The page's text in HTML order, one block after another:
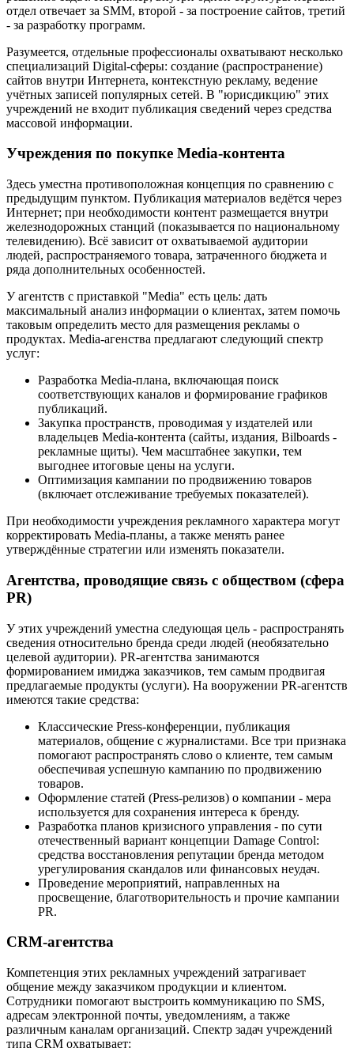
отдел отвечает за SMM, второй - за построение сайтов, третий
- за разработку программ.
Разумеется, отдельные профессионалы охватывают несколько
специализаций Digital-сферы: создание (распространение)
сайтов внутри Интернета, контекстную рекламу, ведение
учётных записей популярных сетей. В "юрисдикцию" этих
учреждений не входит публикация сведений через средства
массовой информации.
Учреждения по покупке Media-контента
Здесь уместна противоположная концепция по сравнению с
предыдущим пунктом. Публикация материалов ведётся через
Интернет; при необходимости контент размещается внутри
железнодорожных станций (показывается по национальному
телевидению). Всё зависит от охватываемой аудитории
людей, распространяемого товара, затраченного бюджета и
ряда дополнительных особенностей.
У агентств с приставкой "Media" есть цель: дать
максимальный анализ информации о клиентах, затем помочь
таковым определить место для размещения рекламы о
продуктах. Media-агенства предлагают следующий спектр
услуг:
Разработка Media-плана, включающая поиск
соответствующих каналов и формирование графиков
публикаций.
Закупка пространств, проводимая у издателей или
владельцев Media-контента (сайты, издания, Bilboards -
рекламные щиты). Чем масштабнее закупки, тем
выгоднее итоговые цены на услуги.
Оптимизация кампании по продвижению товаров
(включает отслеживание требуемых показателей).
При необходимости учреждения рекламного характера могут
корректировать Media-планы, а также менять ранее
утверждённые стратегии или изменять показатели.
Агентства, проводящие связь с обществом (сфера
PR)
У этих учреждений уместна следующая цель - распространять
сведения относительно бренда среди людей (необязательно
целевой аудитории). PR-агентства занимаются
формированием имиджа заказчиков, тем самым продвигая
предлагаемые продукты (услуги). На вооружении PR-агентств
имеются такие средства:
Классические Press-конференции, публикация
материалов, общение с журналистами. Все три признака
помогают распространять слово о клиенте, тем самым
обеспечивая успешную кампанию по продвижению
товаров.
Оформление статей (Press-релизов) о компании - мера
используется для сохранения интереса к бренду.
Разработка планов кризисного управления - по сути
отечественный вариант концепции Damage Control:
средства восстановления репутации бренда методом
урегулирования скандалов или финансовых неудач.
Проведение мероприятий, направленных на
просвещение, благотворительность и прочие кампании
PR.
CRM-агентства
Компетенция этих рекламных учреждений затрагивает
общение между заказчиком продукции и клиентом.
Сотрудники помогают выстроить коммуникацию по SMS,
адресам электронной почты, уведомлениям, а также
различным каналам организаций. Спектр задач учреждений
типа CRM охватывает: